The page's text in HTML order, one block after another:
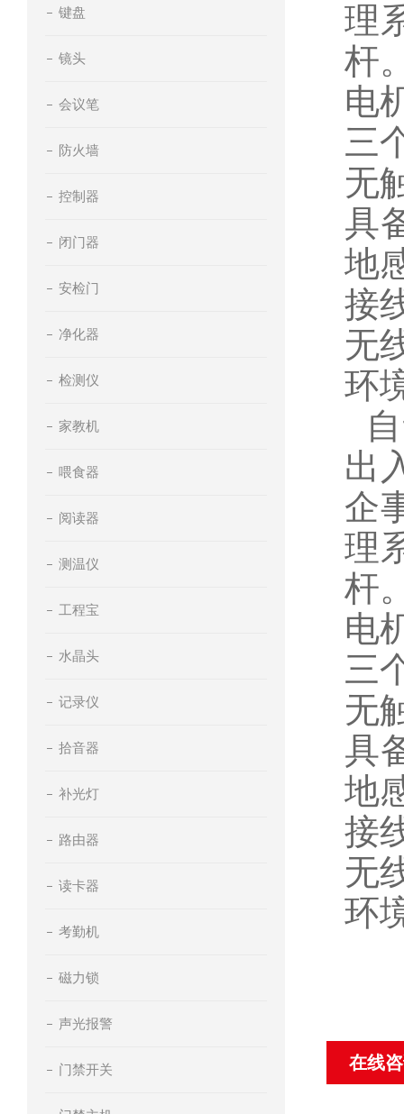
键盘
镜头
会议笔
防火墙
控制器
闭门器
安检门
净化器
检测仪
家教机
喂食器
阅读器
测温仪
工程宝
水晶头
记录仪
拾音器
补光灯
路由器
读卡器
考勤机
磁力锁
声光报警
门禁开关
理
杆
电
三
无
具
地
接
无
环
出
企
理
杆
电
三
无
具
地
接
无
环
在线